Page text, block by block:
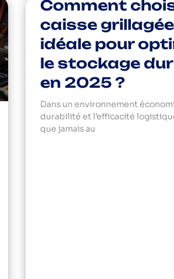
Comment
caisse grillagée
idéale pour
le stockage
en 2025 ?
Dans un environnement
durabilité et l’efficacité
que jamais au